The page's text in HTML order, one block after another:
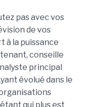
pas avec vos
de vos
à la puissance
conseille
principal
évolué dans le
qui plus est